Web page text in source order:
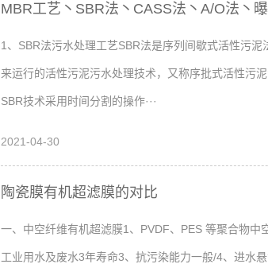
MBR工艺丶SBR法丶CASS法丶A/O法丶曝
1、SBR法污水处理工艺SBR法是序列间歇式活性污
来运行的活性污泥污水处理技术，又称序批式活性污
SBR技术采用时间分割的操作···
2021-04-30
陶瓷膜有机超滤膜的对比
一、中空纤维有机超滤膜1、PVDF、PES 等聚合物中
工业用水及废水3年寿命3、抗污染能力一般/4、进水